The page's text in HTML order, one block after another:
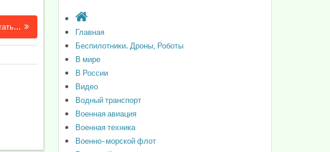
Главная
Беспилотники. Дроны, Роботы
В мире
В России
Видео
Водный транспорт
Военная авиация
Военная техника
Военно-морской флот